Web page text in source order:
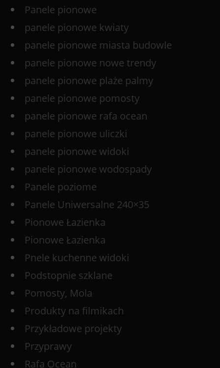
Panele pionowe
panele pionowe kwiaty
panele pionowe miasta budowle
panele pionowe nowe trendy
panele pionowe plaże palmy
panele pionowe pomosty
panele pionowe rafa ocean
panele pionowe uliczki
panele pionowe widoki
panele pionowe wodospady
Panele poziome
Panele Uniwersalne 240×35
Pionowe Łazienka
Pionowe Łazienka
Pnele kuchenne widoki
Podstopnie szklane
Pomosty, Mola
Produkty na filmikach
Przykładowe projekty
Przyprawy
Rafa Ocean